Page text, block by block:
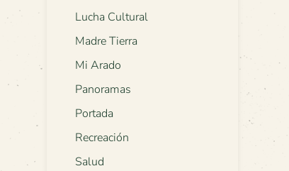
Lucha Cultural
Madre Tierra
Mi Arado
Panoramas
Portada
Recreación
Salud